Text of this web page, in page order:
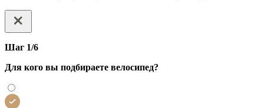
Шаг 1/6
Для кого вы подбираете велосипед?